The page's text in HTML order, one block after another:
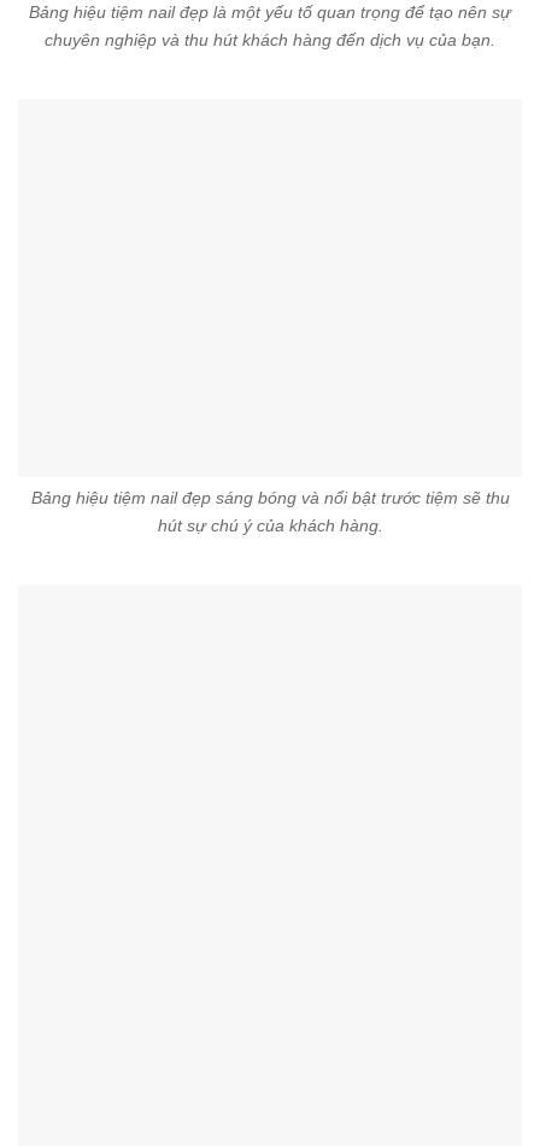
Bảng hiệu tiệm nail đẹp là một yếu tố quan trọng để tạo nên sự
chuyên nghiệp và thu hút khách hàng đến dịch vụ của bạn.
Bảng hiệu tiệm nail đẹp sáng bóng và nổi bật trước tiệm sẽ thu
hút sự chú ý của khách hàng.